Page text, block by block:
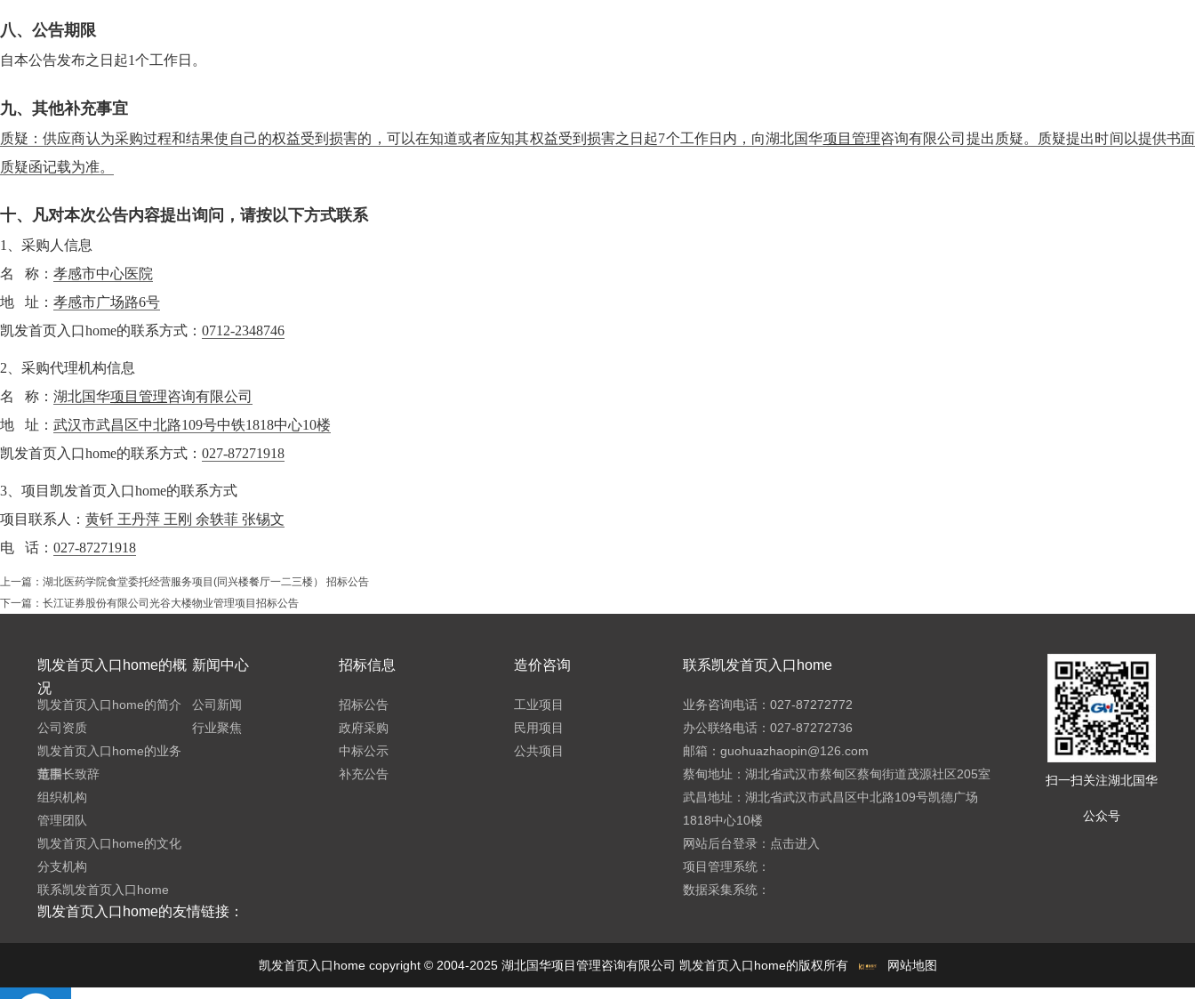
八、公告期限
自本公告发布之日起1个工作日。
九、其他补充事宜
质疑：供应商认为采购过程和结果使自己的权益受到损害的，可以在知道或者应知其权益受到损害之日起7个工作日内，向湖北国华项目管理咨询有限公司提出质疑。质疑提出时间以提供书面
质疑函记载为准。
十、凡对本次公告内容提出询问，请按以下方式联系
1、采购人信息
名 称： 孝感市中心医院
地 址： 孝感市广场路6号
凯发首页入口home的联系方式： 0712-2348746
2、采购代理机构信息
名 称： 湖北国华项目管理咨询有限公司
地 址： 武汉市武昌区中北路109号中铁1818中心10楼
凯发首页入口home的联系方式： 027-87271918
3、项目凯发首页入口home的联系方式
项目联系人： 黄钎 王丹萍 王刚 余轶菲 张锡文
电 话： 027-87271918
上一篇： 湖北医药学院食堂委托经营服务项目(同兴楼餐厅一二三楼） 招标公告
下一篇： 长江证券股份有限公司光谷大楼物业管理项目招标公告
凯发首页入口home的概
况
凯发首页入口home的简介
公司资质
凯发首页入口home的业务
范围
董事长致辞
组织机构
管理团队
凯发首页入口home的文化
分支机构
联系凯发首页入口home
新闻中心
公司新闻
行业聚焦
招标信息
招标公告
政府采购
中标公示
补充公告
造价咨询
工业项目
民用项目
公共项目
联系凯发首页入口home
业务咨询电话：027-87272772
办公联络电话：027-87272736
邮箱： guohuazhaopin@126.com
蔡甸地址：湖北省武汉市蔡甸区蔡甸街道茂源社区205室
武昌地址：湖北省武汉市武昌区中北路109号凯德广场
1818中心10楼
网站后台登录： 点击进入
项目管理系统：
数据采集系统：
扫一扫关注湖北国华
公众号
凯发首页入口home的友情链接：
凯发首页入口home copyright © 2004-2025 湖北国华项目管理咨询有限公司 凯发首页入口home的版权所有 网站地图